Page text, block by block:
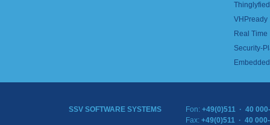
VHPready
Real
Security-
SSV SOFTWARE SYSTEMS Fon: +49(0)511 · 40
Fax: +49(0)511 · 40